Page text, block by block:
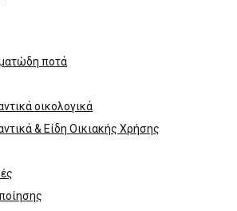
ποτά
οικολογικά
& Είδη Οικιακής Χρήσης